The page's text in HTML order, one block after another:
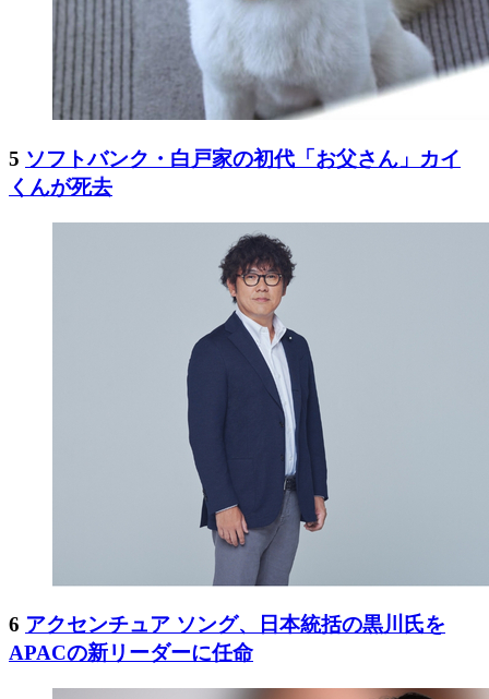
5 ソフトバンク・白戸家の初代「お父さん」カイ
くんが死去
6 アクセンチュア ソング、日本統括の黒川氏を
APACの新リーダーに任命